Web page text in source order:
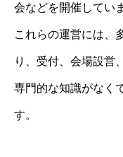
会などを開催してい
これらの運営には、
り、受付、会場設営
専門的な知識がなく
す。